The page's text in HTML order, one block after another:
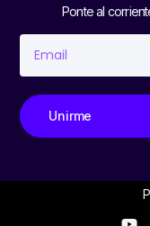
Ponte al
Unirme